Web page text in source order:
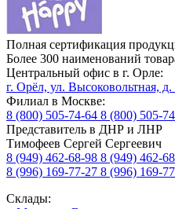
Полная сертификация
Более 300 наименований
Центральный офис в г. Орле:
г. Орёл, ул. Высоковольтная, д.
Филиал в Москве:
8 (800) 505-74-64 8 (800) 505-
Представитель в ДНР и ЛНР
Тимофеев Сергей Сергеевич
8 (949) 462-68-98 8 (949) 462-
8 (996) 169-77-27 8 (996) 169-
Склады: